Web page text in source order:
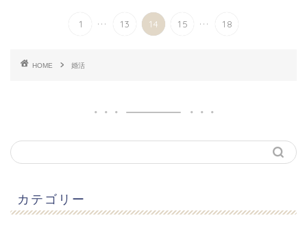
1 ... 13 14 15 ... 18
HOME 婚活
カテゴリー